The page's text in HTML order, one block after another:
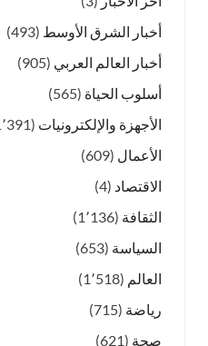
أخبار الشرق الأوسط (493)
أخبار العالم العربي (905)
أسلوب الحياة (565)
الأجهزة والإلكترونيات (1٬391)
الأعمال (609)
الاقتصاد (4)
الثقافة (1٬136)
السياسة (653)
العالم (1٬518)
رياضة (715)
صحة (621)